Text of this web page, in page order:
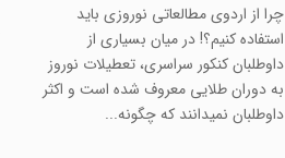
چرا از اردوی مطالعاتی نوروزی باید
استفاده کنیم؟! در میان بسیاری از
داوطلبان کنکور سراسری، تعطیلات نوروز
به دوران طلایی معروف شده است و اکثر
داوطلبان نمی­دانند که چگونه...